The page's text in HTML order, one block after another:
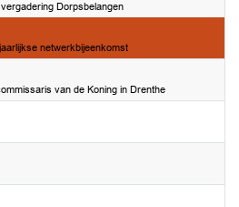
Dorpsbelangen
netwerkbijeenkomst
van de Koning in Drenthe
2025